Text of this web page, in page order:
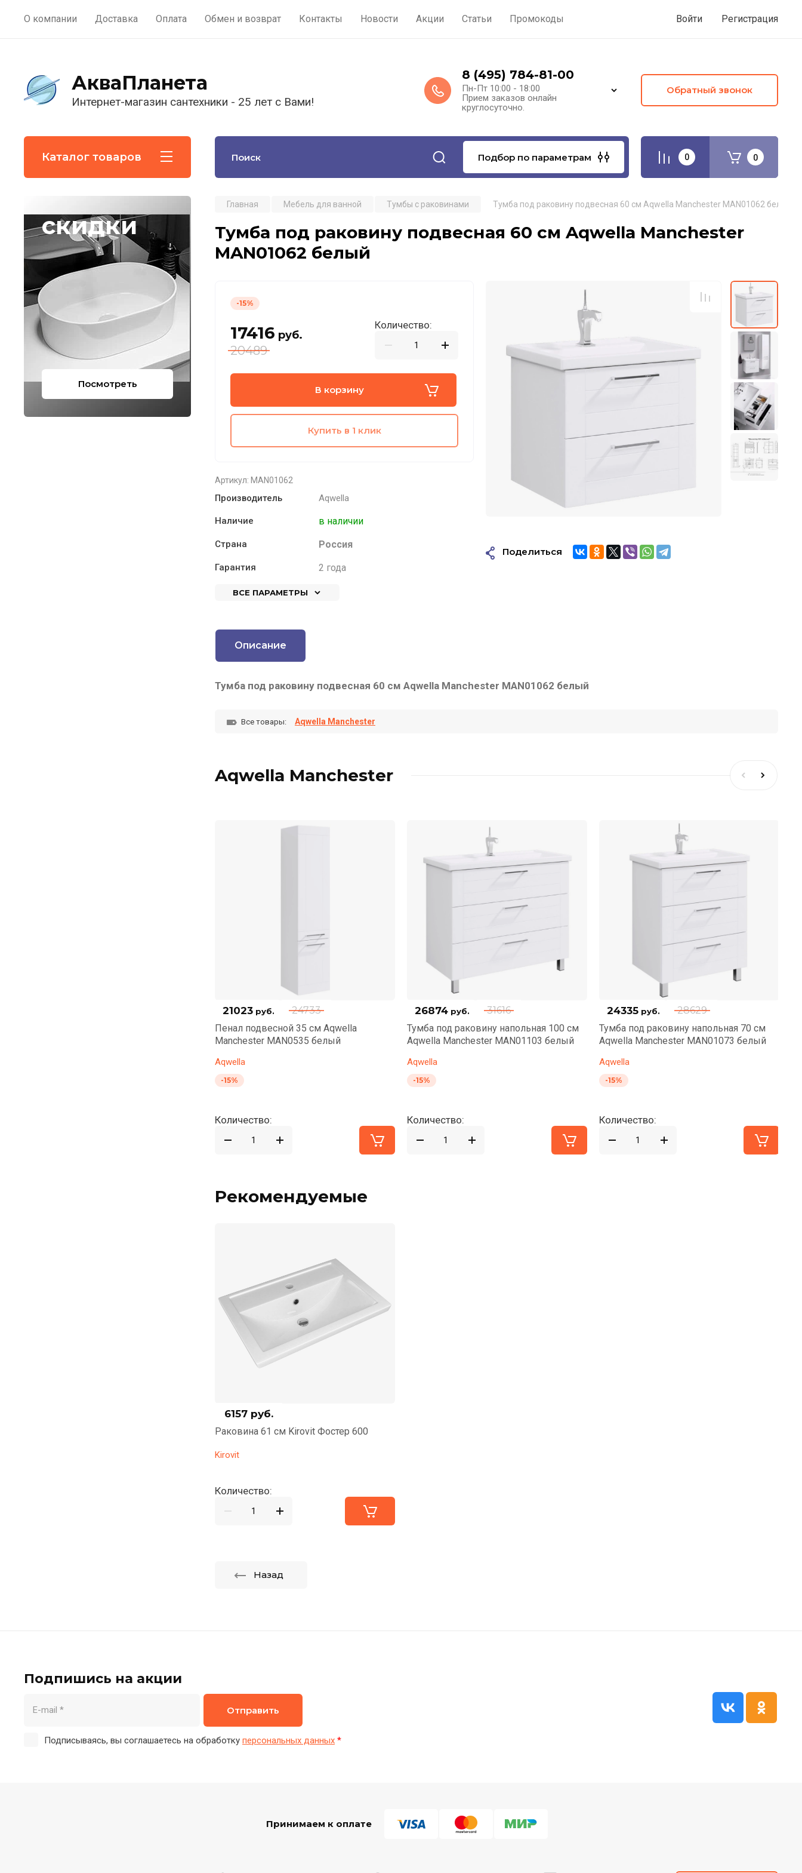
О компании Доставка Оплата Обмен и возврат Контакты Новости Акции Статьи Промокоды Войти Регистрация
АкваПланета
Интернет-магазин сантехники - 25 лет с Вами!
8 (495) 784-81-00
Пн-Пт 10:00 - 18:00
Прием заказов онлайн
круглосуточно.
Обратный звонок
Каталог товаров Подбор по параметрам 0 0
скидки
Посмотреть
Главная Мебель для ванной Тумбы с раковинами Тумба под раковину подвесная 60 см Aqwella Manchester MAN01062 белый
Тумба под раковину подвесная 60 см Aqwella Manchester
MAN01062 белый
-15%
17416 руб.
20489
Количество:
В корзину
Купить в 1 клик
Артикул: MAN01062
Производитель Aqwella
Наличие в наличии
Страна Россия
Гарантия 2 года
ВСЕ ПАРАМЕТРЫ
Поделиться
Описание
Тумба под раковину подвесная 60 см Aqwella Manchester MAN01062 белый
Все товары: Aqwella Manchester
Aqwella Manchester
24733
21023 руб.
Пенал подвесной 35 см Aqwella
Manchester MAN0535 белый
Aqwella
-15%
Количество:
31616
26874 руб.
Тумба под раковину напольная 100 см
Aqwella Manchester MAN01103 белый
Aqwella
-15%
Количество:
28629
24335 руб.
Тумба под раковину напольная 70 см
Aqwella Manchester MAN01073 белый
Aqwella
-15%
Количество:
Рекомендуемые
6157 руб.
Раковина 61 см Kirovit Фостер 600
Kirovit
Количество:
Назад
Подпишись на акции
Подписываясь, вы соглашаетесь на обработку персональных данных *
Отправить
Принимаем к оплате